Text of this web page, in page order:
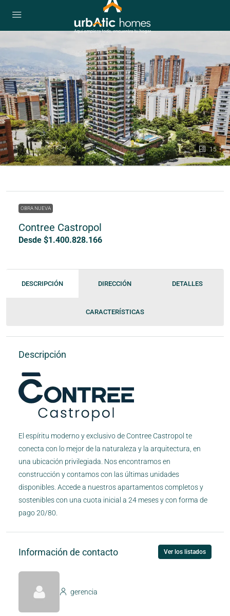
15
OBRA NUEVA
Contree Castropol
Desde $1.400.828.166
DESCRIPCIÓN DIRECCIÓN DETALLES
CARACTERÍSTICAS
Descripción
El espíritu moderno y exclusivo de Contree Castropol te
conecta con lo mejor de la naturaleza y la arquitectura, en
una ubicación privilegiada. Nos encontramos en
construcción y contamos con las últimas unidades
disponibles. Accede a nuestros apartamentos completos y
sostenibles con una cuota inicial a 24 meses y con forma de
pago 20/80.
Información de contacto Ver los listados
gerencia